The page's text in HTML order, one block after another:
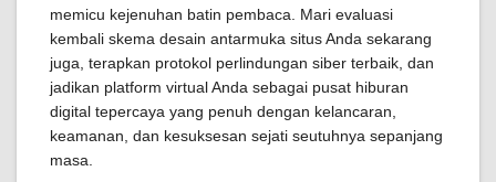
memicu kejenuhan batin pembaca. Mari evaluasi
kembali skema desain antarmuka situs Anda sekarang
juga, terapkan protokol perlindungan siber terbaik, dan
jadikan platform virtual Anda sebagai pusat hiburan
digital tepercaya yang penuh dengan kelancaran,
keamanan, dan kesuksesan sejati seutuhnya sepanjang
masa.